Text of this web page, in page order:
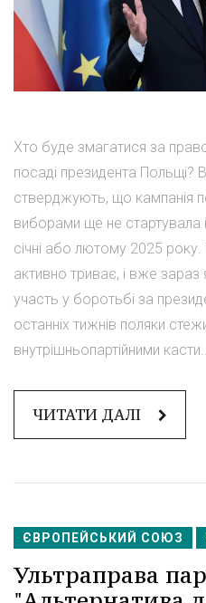
Хто буде змагатися за
посаді президента Польщі?
стверджують, що кампанія
виборами ще не стартувала
січні або лютому 2025
активно триває, і вже
участь у боротьбі за
останніх тижнів поляки
внутрішньопартійними
ЧИТАТИ ДАЛІ
ЄВРОПЕЙСЬКИЙ СОЮЗ
Ультраправа